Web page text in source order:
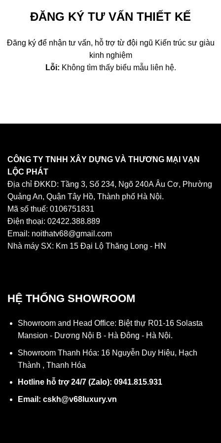
ĐĂNG KÝ TƯ VẤN THIẾT KẾ
Đăng ký để nhận tư vấn, hỗ trợ từ đội ngũ Kiến trúc sư giàu
kinh nghiệm
Lỗi: Không tìm thấy biểu mẫu liên hệ.
CÔNG TY TNHH XÂY DỰNG VÀ THƯƠNG MẠI VẠN
LỘC PHÁT
Địa chỉ ĐKKD: Tầng 3, Số 234, Ngõ 240A Âu Cơ, Phường
Quảng An, Quận Tây Hồ, Thành phố Hà Nội.
Mã số thuế: 0106751831
Điện thoại: 02422.388.889
Email: noithatv68@gmail.com
Nhà máy SX: Km 15 Đại Lộ Thăng Long - HN
HỆ THỐNG SHOWROOM
Showroom and Head Office: Biệt thự R01-16 Solasta
Mansion - Dương Nội B - Hà Đông - Hà Nội.
Showroom Thanh Hóa: 16 Nguyễn Duy Hiệu, Hạch
Thành , Thanh Hóa
Hotline hỗ trợ 24/7 (Zalo): 0941.815.931
Email: cskh@v68luxury.vn